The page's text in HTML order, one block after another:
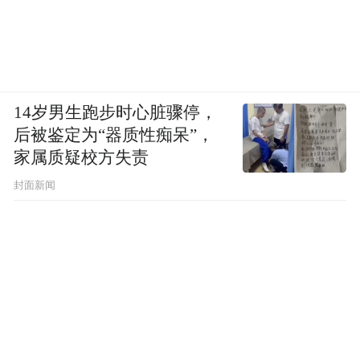
14岁男生跑步时心脏骤停，
后被鉴定为“器质性痴呆”，
家属质疑校方失责
封面新闻